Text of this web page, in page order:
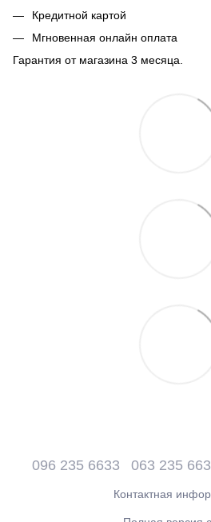
Кредитной картой
Мгновенная онлайн оплата
Гарантия от магазина 3 месяца.
096 235 6633 063 235
Контактная